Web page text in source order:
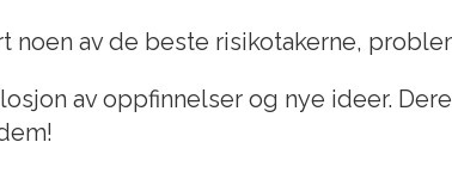
noen av de beste risikotakerne,
av oppfinnelser og nye ideer.